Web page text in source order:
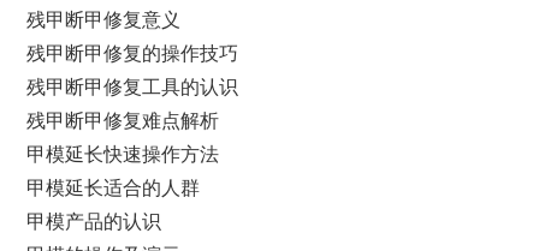
残甲断甲修复意义
残甲断甲修复的操作技巧
残甲断甲修复工具的认识
残甲断甲修复难点解析
甲模延长快速操作方法
甲模延长适合的人群
甲模产品的认识